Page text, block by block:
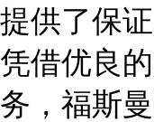
提供了保证
凭借优良
务，福斯